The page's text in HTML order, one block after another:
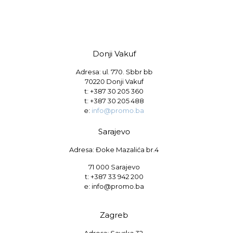
Donji Vakuf
Adresa: ul. 770. Sbbr bb
70220 Donji Vakuf
t: +387 30 205 360
t: +387 30 205 488
e: info@promo.ba
Sarajevo
Adresa: Đoke Mazalića br.4
71 000 Sarajevo
t: +387 33 942 200
e: info@promo.ba
Zagreb